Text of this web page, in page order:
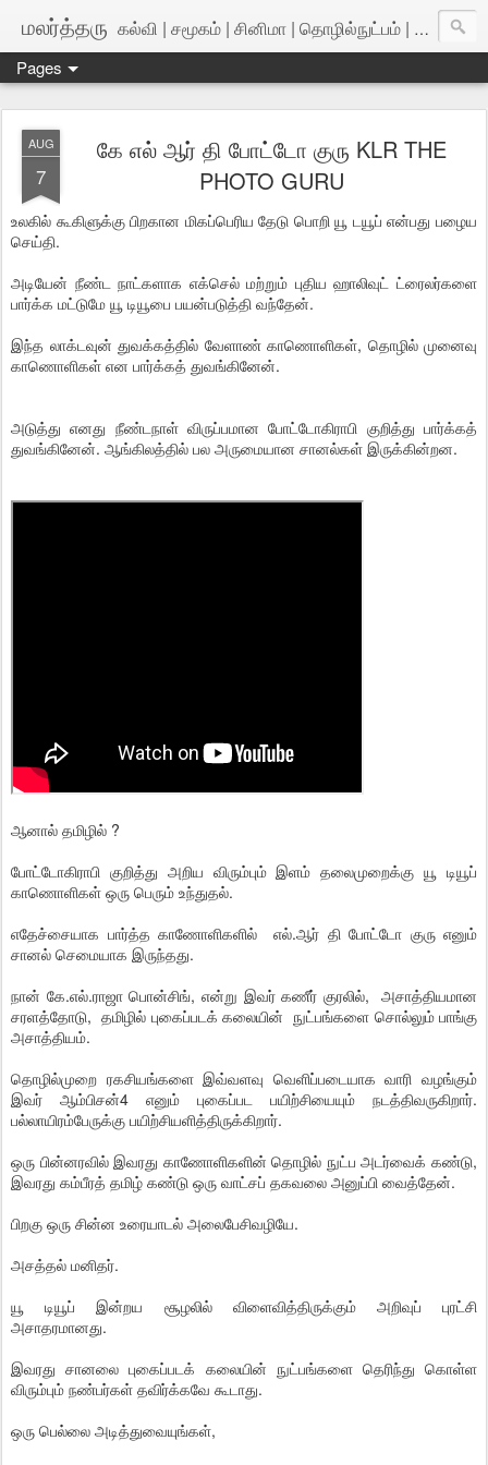
மலர்த்தரு கல்வி | சமூகம் | சினிமா | தொழில்நுட்பம் | அறிவியல்
Pages
AUG
7
கே எல் ஆர் தி போட்டோ குரு KLR THE
PHOTO GURU
உலகில் கூகிளுக்கு பிறகான மிகப்பெரிய தேடு பொறி யூ டயூப் என்பது பழைய
செய்தி.
அடியேன் நீண்ட நாட்களாக எக்செல் மற்றும் புதிய ஹாலிவுட் ட்ரைலர்களை
பார்க்க மட்டுமே யூ டியூபை பயன்படுத்தி வந்தேன்.
இந்த லாக்டவுன் துவக்கத்தில் வேளாண் காணொளிகள், தொழில் முனைவு
காணொளிகள் என பார்க்கத் துவங்கினேன்.
அடுத்து எனது நீண்டநாள் விருப்பமான போட்டோகிராபி குறித்து பார்க்கத்
துவங்கினேன். ஆங்கிலத்தில் பல அருமையான சானல்கள் இருக்கின்றன.
ஆனால் தமிழில் ?
போட்டோகிராபி குறித்து அறிய விரும்பும் இளம் தலைமுறைக்கு யூ டியூப்
காணொளிகள் ஒரு பெரும் உந்துதல்.
எதேச்சையாக பார்த்த காணோளிகளில் எல்.ஆர் தி போட்டோ குரு எனும்
சானல் செமையாக இருந்தது.
நான் கே.எல்.ராஜா பொன்சிங், என்று இவர் கணீர் குரலில், அசாத்தியமான
சரளத்தோடு, தமிழில் புகைப்படக் கலையின் நுட்பங்களை சொல்லும் பாங்கு
அசாத்தியம்.
தொழில்முறை ரகசியங்களை இவ்வளவு வெளிப்படையாக வாரி வழங்கும்
இவர் ஆம்பிசன்4 எனும் புகைப்பட பயிற்சியையும் நடத்திவருகிறார்.
பல்லாயிரம்பேருக்கு பயிற்சியளித்திருக்கிறார்.
ஒரு பின்னரவில் இவரது காணோளிகளின் தொழில் நுட்ப அடர்வைக் கண்டு,
இவரது கம்பீரத் தமிழ் கண்டு ஒரு வாட்சப் தகவலை அனுப்பி வைத்தேன்.
பிறகு ஒரு சின்ன உரையாடல் அலைபேசிவழியே.
அசத்தல் மனிதர்.
யூ டியூப் இன்றய சூழலில் விளைவித்திருக்கும் அறிவுப் புரட்சி
அசாதரமானது.
இவரது சானலை புகைப்படக் கலையின் நுட்பங்களை தெரிந்து கொள்ள
விரும்பும் நண்பர்கள் தவிர்க்கவே கூடாது.
ஒரு பெல்லை அடித்துவையுங்கள்,